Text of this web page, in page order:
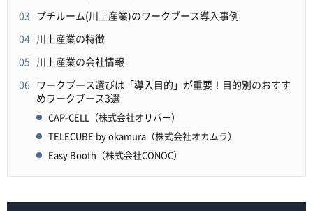
プチルーム(川上産業)のワークブース導入事例
川上産業の特徴
川上産業の会社情報
ワークブース選びは「導入目的」が重要！目的別のおすす
めワークブース3選
CAP-CELL（株式会社オリバー）
TELECUBE by okamura（株式会社オカムラ）
Easy Booth（株式会社CONOC）